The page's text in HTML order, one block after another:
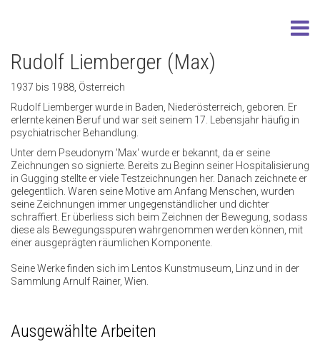
Rudolf Liemberger (Max)
1937 bis 1988, Österreich
Rudolf Liemberger wurde in Baden, Niederösterreich, geboren. Er
erlernte keinen Beruf und war seit seinem 17. Lebensjahr häufig in
psychiatrischer Behandlung.
Unter dem Pseudonym 'Max' wurde er bekannt, da er seine
Zeichnungen so signierte. Bereits zu Beginn seiner Hospitalisierung
in Gugging stellte er viele Testzeichnungen her. Danach zeichnete er
gelegentlich. Waren seine Motive am Anfang Menschen, wurden
seine Zeichnungen immer ungegenständlicher und dichter
schraffiert. Er überliess sich beim Zeichnen der Bewegung, sodass
diese als Bewegungsspuren wahrgenommen werden können, mit
einer ausgeprägten räumlichen Komponente.
Seine Werke finden sich im Lentos Kunstmuseum, Linz und in der
Sammlung Arnulf Rainer, Wien.
Ausgewählte Arbeiten